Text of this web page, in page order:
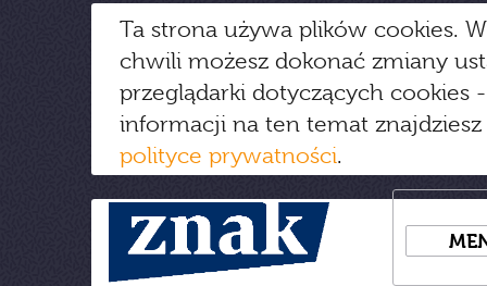
Ta strona używa plików cookies.
chwili możesz dokonać zmiany
przeglądarki dotyczących cookies
informacji na ten temat
polityce prywatności.